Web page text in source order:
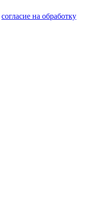
согласие на обработку